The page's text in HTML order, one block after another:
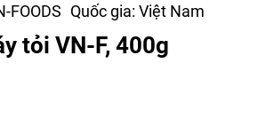
FOODS Quốc gia: Việt Nam
tỏi VN-F, 400g